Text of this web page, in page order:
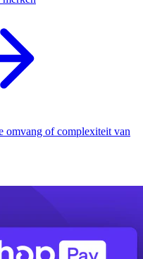
omvang of complexiteit van